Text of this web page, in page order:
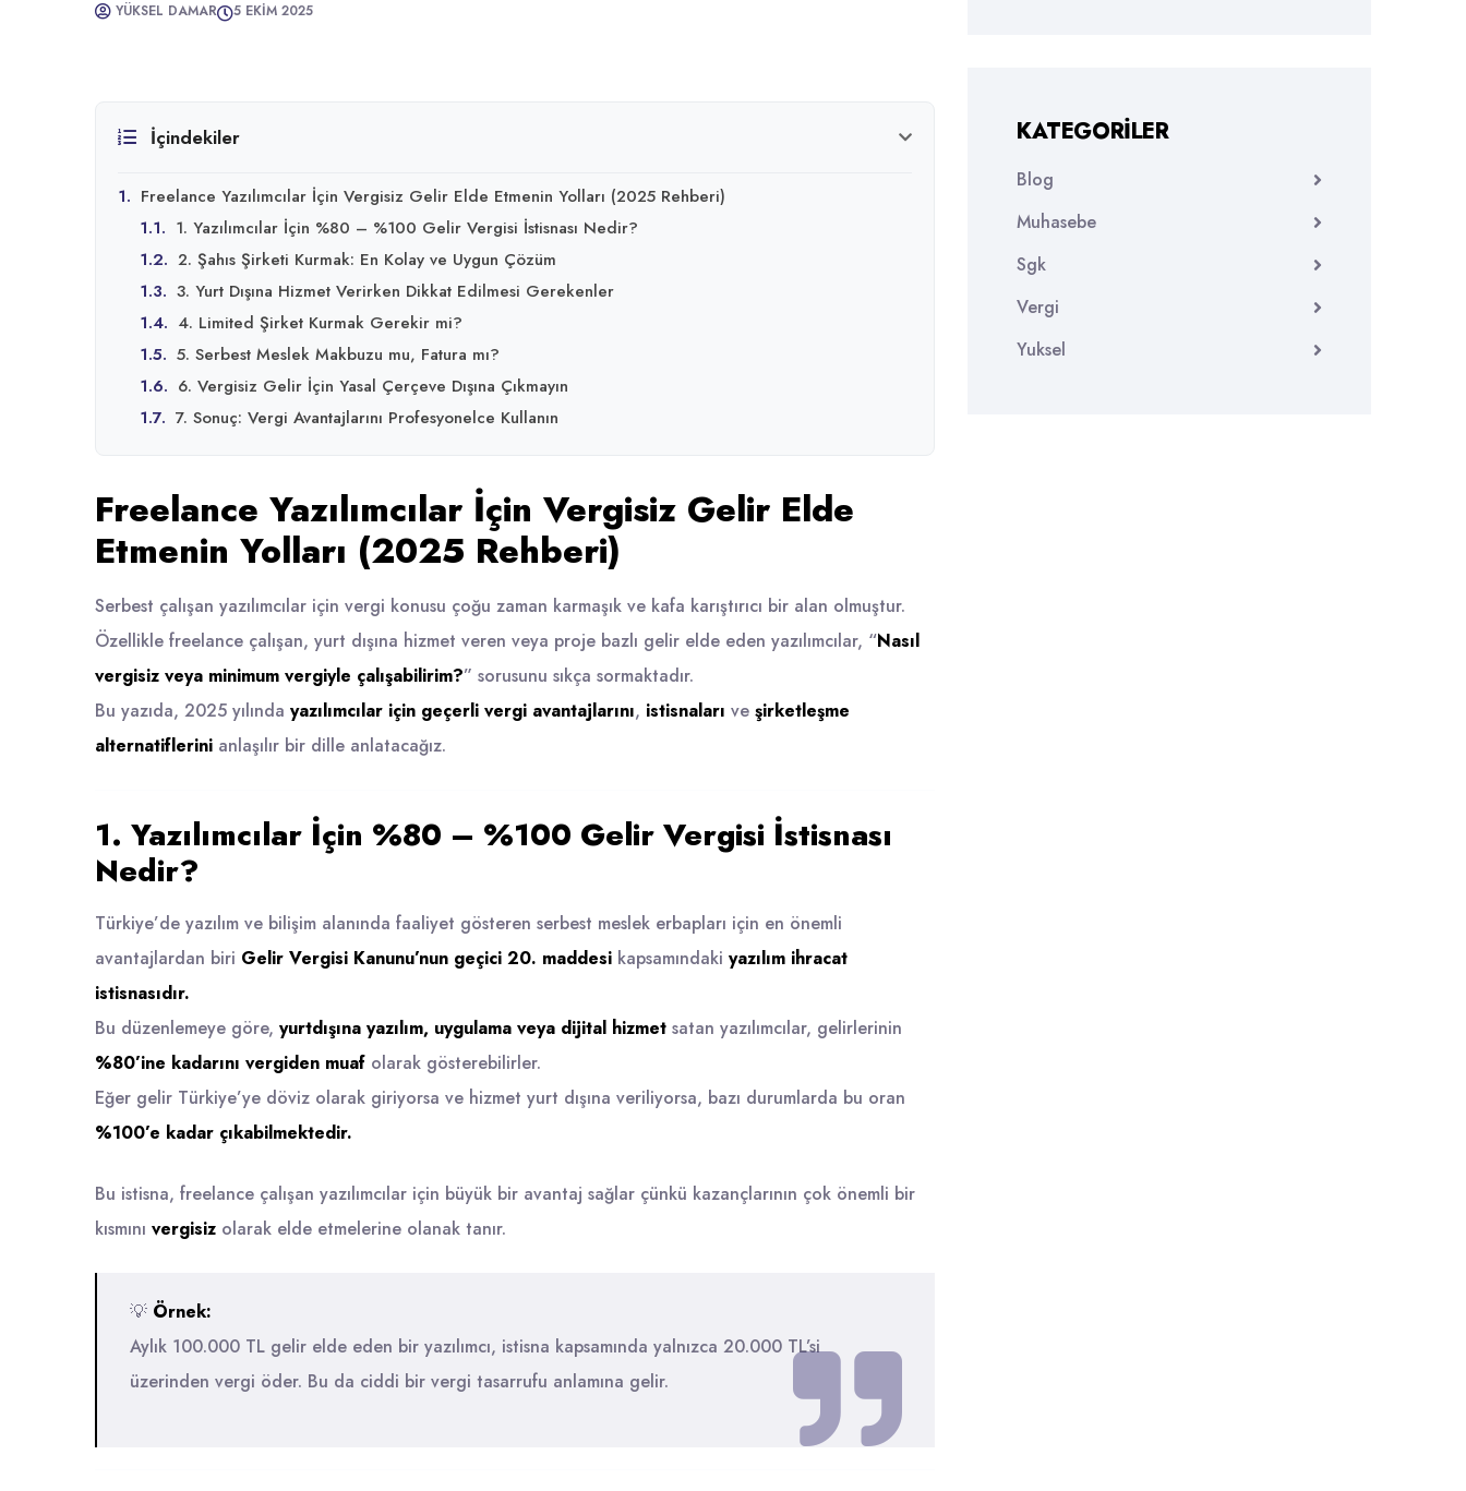
YÜKSEL DAMAR 5 EKIM 2025
İçindekiler
1. Freelance Yazılımcılar İçin Vergisiz Gelir Elde Etmenin Yolları (2025 Rehberi)
1.1. 1. Yazılımcılar İçin %80 – %100 Gelir Vergisi İstisnası Nedir?
1.2. 2. Şahıs Şirketi Kurmak: En Kolay ve Uygun Çözüm
1.3. 3. Yurt Dışına Hizmet Verirken Dikkat Edilmesi Gerekenler
1.4. 4. Limited Şirket Kurmak Gerekir mi?
1.5. 5. Serbest Meslek Makbuzu mu, Fatura mı?
1.6. 6. Vergisiz Gelir İçin Yasal Çerçeve Dışına Çıkmayın
1.7. 7. Sonuç: Vergi Avantajlarını Profesyonelce Kullanın
Freelance Yazılımcılar İçin Vergisiz Gelir Elde
Etmenin Yolları (2025 Rehberi)
Serbest çalışan yazılımcılar için vergi konusu çoğu zaman karmaşık ve kafa karıştırıcı bir alan olmuştur.
Özellikle freelance çalışan, yurt dışına hizmet veren veya proje bazlı gelir elde eden yazılımcılar, “Nasıl
vergisiz veya minimum vergiyle çalışabilirim?” sorusunu sıkça sormaktadır.
Bu yazıda, 2025 yılında yazılımcılar için geçerli vergi avantajlarını, istisnaları ve şirketleşme
alternatiflerini anlaşılır bir dille anlatacağız.
1. Yazılımcılar İçin %80 – %100 Gelir Vergisi İstisnası
Nedir?
Türkiye’de yazılım ve bilişim alanında faaliyet gösteren serbest meslek erbapları için en önemli
avantajlardan biri Gelir Vergisi Kanunu’nun geçici 20. maddesi kapsamındaki yazılım ihracat
istisnasıdır.
Bu düzenlemeye göre, yurtdışına yazılım, uygulama veya dijital hizmet satan yazılımcılar, gelirlerinin
%80’ine kadarını vergiden muaf olarak gösterebilirler.
Eğer gelir Türkiye’ye döviz olarak giriyorsa ve hizmet yurt dışına veriliyorsa, bazı durumlarda bu oran
%100’e kadar çıkabilmektedir.
Bu istisna, freelance çalışan yazılımcılar için büyük bir avantaj sağlar çünkü kazançlarının çok önemli bir
kısmını vergisiz olarak elde etmelerine olanak tanır.
💡 Örnek:
Aylık 100.000 TL gelir elde eden bir yazılımcı, istisna kapsamında yalnızca 20.000 TL’si
üzerinden vergi öder. Bu da ciddi bir vergi tasarrufu anlamına gelir.
KATEGORILER
Blog
Muhasebe
Sgk
Vergi
Yuksel